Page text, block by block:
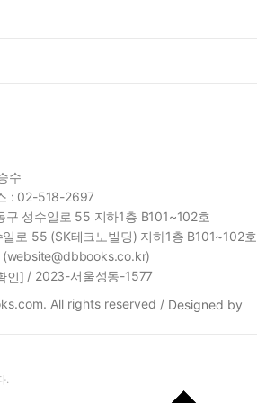
수
: 02-518-2697
성수일로 55 지하1층 B101~102호
로 55 (SK테크노빌딩) 지하1층 B101~102호
(website@dbbooks.co.kr)
인] / 2023-서울성동-1577
All rights reserved / Designed by
.